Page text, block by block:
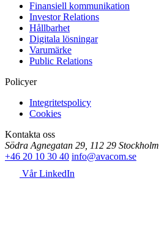
Finansiell kommunikation
Investor Relations
Hållbarhet
Digitala lösningar
Varumärke
Public Relations
Policyer
Integritetspolicy
Cookies
Kontakta oss
Södra Agnegatan 29, 112 29 Stockholm
+46 20 10 30 40 info@avacom.se
Vår LinkedIn